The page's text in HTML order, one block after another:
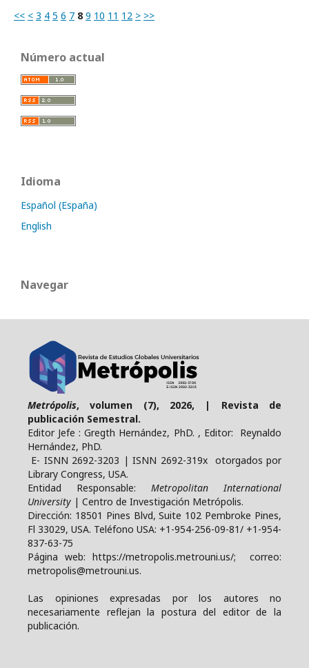
<< < 3 4 5 6 7 8 9 10 11 12 > >>
Número actual
Idioma
Español (España)
English
Navegar
Metrópolis, volumen (7), 2026, | Revista de
publicación Semestral.
Editor Jefe : Gregth Hernández, PhD. , Editor: Reynaldo
Hernández, PhD.
E- ISNN 2692-3203 | ISNN 2692-319x otorgados por
Library Congress, USA.
Entidad Responsable: Metropolitan International
University | Centro de Investigación Metrópolis.
Dirección: 18501 Pines Blvd, Suite 102 Pembroke Pines,
Fl 33029, USA. Teléfono USA: +1-954-256-09-81/ +1-954-
837-63-75
Página web: https://metropolis.metrouni.us/; correo:
metropolis@metrouni.us.
Las opiniones expresadas por los autores no
necesariamente reflejan la postura del editor de la
publicación.